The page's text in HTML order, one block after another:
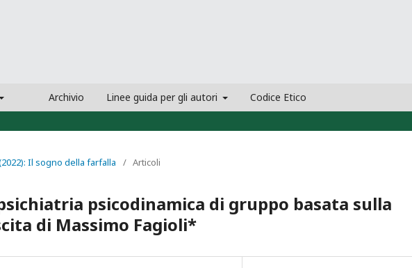
Archivio Linee guida per gli autori Codice Etico
Il sogno della farfalla / Articoli
psicodinamica di gruppo basata sulla
di Massimo Fagioli*